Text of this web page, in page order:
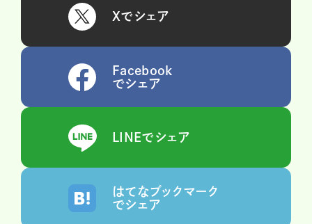
Xでシェア
Facebook
でシェア
LINEでシェア
はてなブックマーク
でシェア